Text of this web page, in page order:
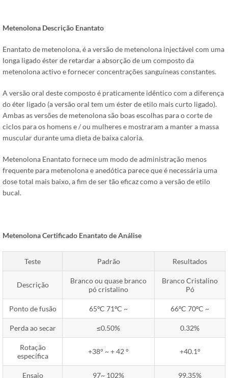
Metenolona Descrição Enantato
Enantato de metenolona, ​​é a versão de metenolona injectável com uma
longa ligado éster de retardar a absorção de um composto da
metenolona activo e fornecer concentrações sanguíneas constantes.
A versão oral deste composto é praticamente idêntico com a diferença
do éter ligado (a versão oral tem um éster de etilo mais curto ligado).
Ambas as versões de metenolona são boas escolhas para o corte de
ciclos para os homens e / ou mulheres e mostraram a manter a massa
muscular durante uma dieta de baixa caloria.
Metenolona Enantato fornece um modo de administração menos
frequente para metenolona e anedótica parece que é necessária uma
dose total mais baixo, a fim de ser tão eficaz como a versão de etilo
bucal.
Metenolona Certificado Enantato de Análise
Teste Padrão Resultados
Descrição
Branco ou quase branco
pó cristalino
Branco Cristalino
Pó
Ponto de fusão 65ºC 71ºC ~ 66ºC 70ºC ~
Perda ao secar ≤0.50% 0.32%
Rotação
específica
+38° ~ + 42 ° +40.1°
Ensaio 97~ 102% 99.35%